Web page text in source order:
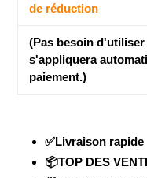
de réduction
(Pas besoin
s'appliquera
paiement.)
✅Livraison rapide
📦TOP DES